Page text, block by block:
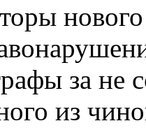
за не
из